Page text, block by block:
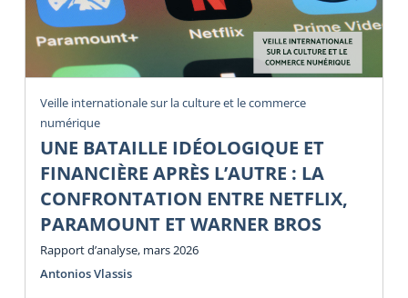
Veille internationale sur la culture et le commerce
numérique
UNE BATAILLE IDÉOLOGIQUE ET
FINANCIÈRE APRÈS L’AUTRE : LA
CONFRONTATION ENTRE NETFLIX,
PARAMOUNT ET WARNER BROS
Rapport d’analyse, mars 2026
Antonios Vlassis